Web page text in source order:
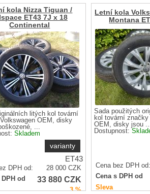
kola Nizza Tiguan /
ET43 7J x 18
Continental
litých kol tovární
OEM, disky
...
Skladem
varianty
ET43
DPH od: 28 000 CZK
od
33 880 CZK
3 %
Letní kola
Montana
Sada použitých
kol tovární značky
OEM, disky jsou
Dostupnost:
Cena bez DPH od:
Cena s DPH od
Sleva